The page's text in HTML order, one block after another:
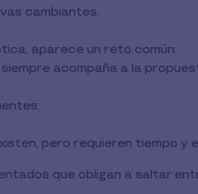
cambiantes.
aparece un reto común:
acompaña a la
pero requieren tiempo
que obligan a saltar